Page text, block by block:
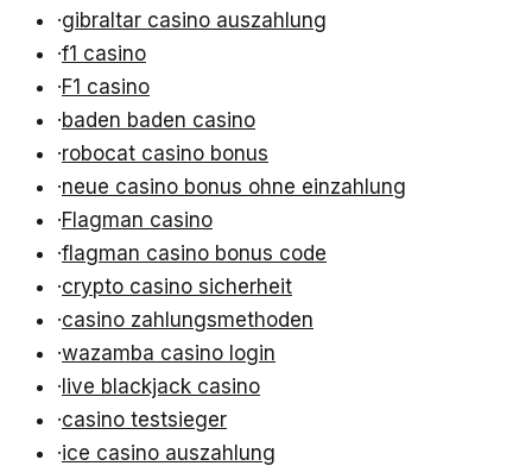
·gibraltar casino auszahlung
·f1 casino
·F1 casino
·baden baden casino
·robocat casino bonus
·neue casino bonus ohne einzahlung
·Flagman casino
·flagman casino bonus code
·crypto casino sicherheit
·casino zahlungsmethoden
·wazamba casino login
· live blackjack casino
·casino testsieger
·ice casino auszahlung